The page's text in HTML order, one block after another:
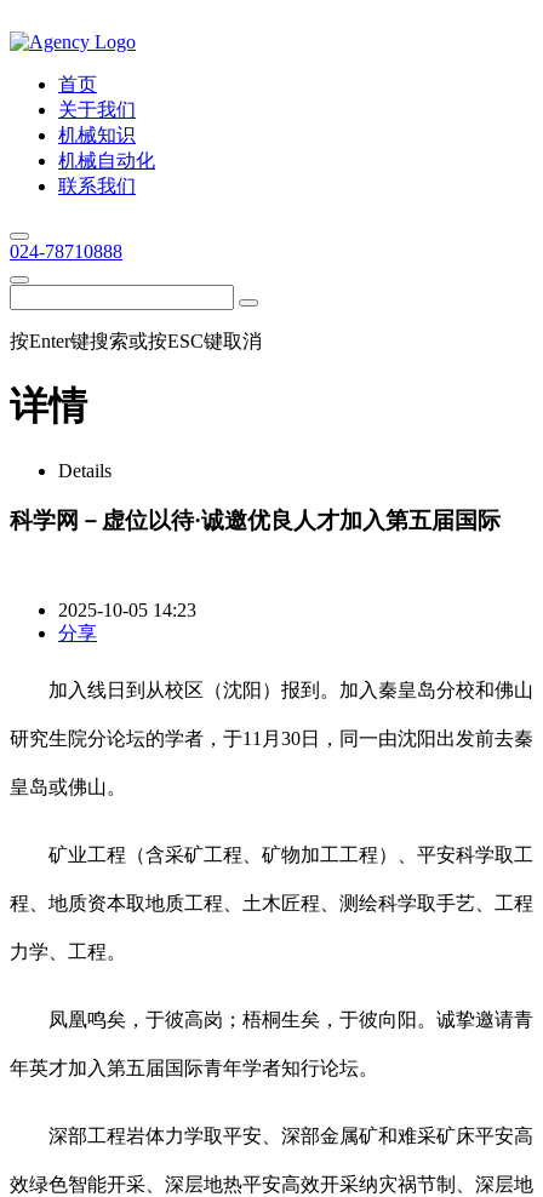
首页
关于我们
机械知识
机械自动化
联系我们
024-78710888
按Enter键搜索或按ESC键取消
详情
Details
科学网－虚位以待·诚邀优良人才加入第五届国际
2025-10-05 14:23
分享
加入线日到从校区（沈阳）报到。加入秦皇岛分校和佛山
研究生院分论坛的学者，于11月30日，同一由沈阳出发前去秦
皇岛或佛山。
矿业工程（含采矿工程、矿物加工工程）、平安科学取工
程、地质资本取地质工程、土木匠程、测绘科学取手艺、工程
力学、工程。
凤凰鸣矣，于彼高岗；梧桐生矣，于彼向阳。诚挚邀请青
年英才加入第五届国际青年学者知行论坛。
深部工程岩体力学取平安、深部金属矿和难采矿床平安高
效绿色智能开采、深层地热平安高效开采纳灾祸节制、深层地